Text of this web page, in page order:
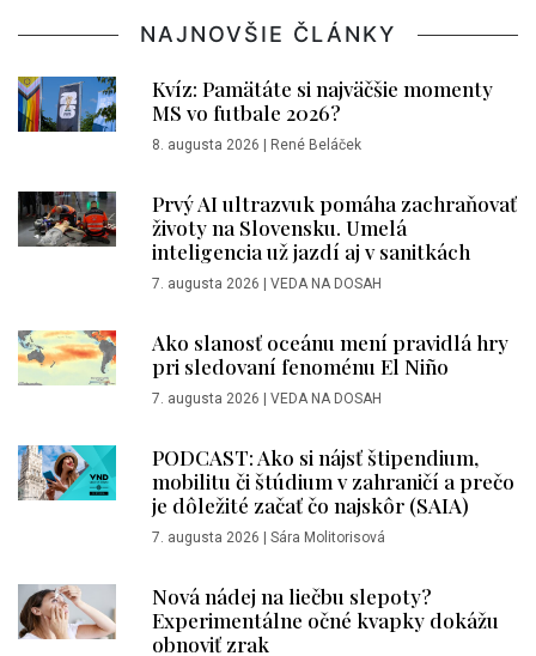
NAJNOVŠIE ČLÁNKY
Kvíz: Pamätáte si najväčšie momenty
MS vo futbale 2026?
8. augusta 2026 | René Beláček
Prvý AI ultrazvuk pomáha zachraňovať
životy na Slovensku. Umelá
inteligencia už jazdí aj v sanitkách
7. augusta 2026 | VEDA NA DOSAH
Ako slanosť oceánu mení pravidlá hry
pri sledovaní fenoménu El Niño
7. augusta 2026 | VEDA NA DOSAH
PODCAST: Ako si nájsť štipendium,
mobilitu či štúdium v zahraničí a prečo
je dôležité začať čo najskôr (SAIA)
7. augusta 2026 | Sára Molitorisová
Nová nádej na liečbu slepoty?
Experimentálne očné kvapky dokážu
obnoviť zrak